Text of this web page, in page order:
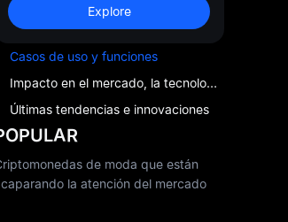
Explore
Casos de uso y funciones
Impacto en el mercado, la tecnología y la inversión
Últimas tendencias e innovaciones
de moda que están
la atención del mercado